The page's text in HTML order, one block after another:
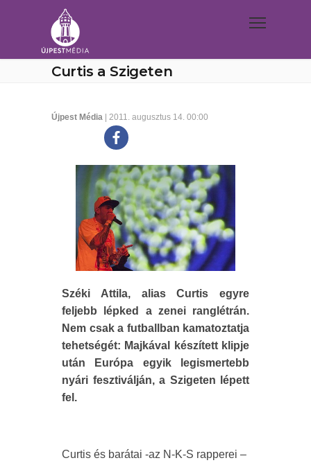
Curtis a Szigeten
Újpest Média | 2011. augusztus 14. 00:00
Széki Attila, alias Curtis egyre
feljebb lépked a zenei ranglétrán.
Nem csak a futballban kamatoztatja
tehetségét: Majkával készített klipje
után Európa egyik legismertebb
nyári fesztiválján, a Szigeten lépett
fel.
Curtis és barátai -az N-K-S rapperei –